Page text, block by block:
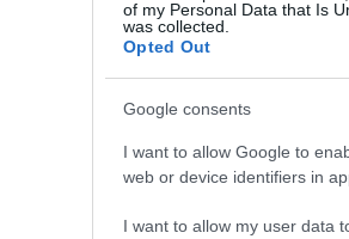
of my Personal Data that Is
was collected.
Opted Out
Google consents
I want to allow Google to
web or device identifiers in
I want to allow my user data
Η κυβέρνηση αντιδρώντας
αρχικά να διχάσει τους
πολιτικά
αποκλεισμοί δρόμων τους